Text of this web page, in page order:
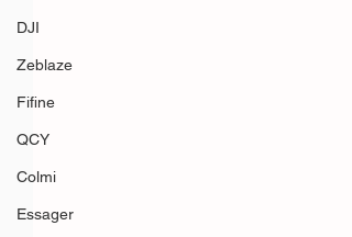
DJI
Zeblaze
Fifine
QCY
Colmi
Essager